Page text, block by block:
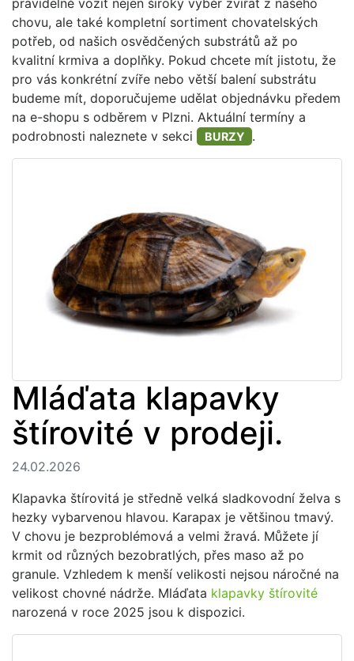
pravidelně vozit nejen široký výběr zvířat z našeho
chovu, ale také kompletní sortiment chovatelských
potřeb, od našich osvědčených substrátů až po
kvalitní krmiva a doplňky. Pokud chcete mít jistotu, že
pro vás konkrétní zvíře nebo větší balení substrátu
budeme mít, doporučujeme udělat objednávku předem
na e-shopu s odběrem v Plzni. Aktuální termíny a
podrobnosti naleznete v sekci
BURZY .
Mláďata klapavky
štírovité v prodeji.
24.02.2026
Klapavka štírovitá je středně velká sladkovodní želva s
hezky vybarvenou hlavou. Karapax je většinou tmavý.
V chovu je bezproblémová a velmi žravá. Můžete jí
krmit od různých bezobratlých, přes maso až po
granule. Vzhledem k menší velikosti nejsou náročné na
velikost chovné nádrže. Mláďata klapavky štírovité
narozená v roce 2025 jsou k dispozici.